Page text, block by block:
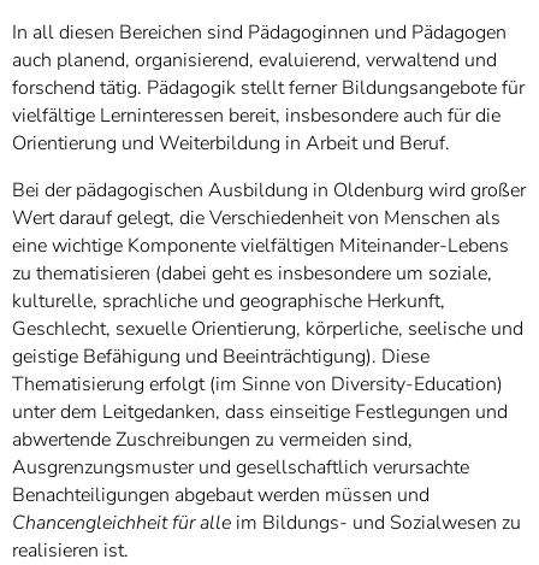
In all diesen Bereichen sind Pädagoginnen und Pädagogen
auch planend, organisierend, evaluierend, verwaltend und
forschend tätig. Pädagogik stellt ferner Bildungsangebote für
vielfältige Lerninteressen bereit, insbesondere auch für die
Orientierung und Weiterbildung in Arbeit und Beruf.
Bei der pädagogischen Ausbildung in Oldenburg wird großer
Wert darauf gelegt, die Verschiedenheit von Menschen als
eine wichtige Komponente vielfältigen Miteinander-Lebens
zu thematisieren (dabei geht es insbesondere um soziale,
kulturelle, sprachliche und geographische Herkunft,
Geschlecht, sexuelle Orientierung, körperliche, seelische und
geistige Befähigung und Beeinträchtigung). Diese
Thematisierung erfolgt (im Sinne von Diversity-Education)
unter dem Leitgedanken, dass einseitige Festlegungen und
abwertende Zuschreibungen zu vermeiden sind,
Ausgrenzungsmuster und gesellschaftlich verursachte
Benachteiligungen abgebaut werden müssen und
Chancengleichheit für alle im Bildungs- und Sozialwesen zu
realisieren ist.